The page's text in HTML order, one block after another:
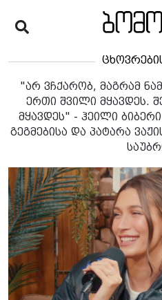
"არ ვჩქარობ, მაგრამ
ერთი შვილი მყავდეს.
მყავდეს" - ჰეილი
გეგმებისა და პატარა